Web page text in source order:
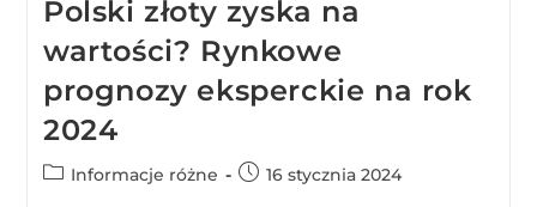
Polski złoty zyska na
wartości? Rynkowe
prognozy eksperckie na rok
2024
Informacje różne 16 stycznia 2024